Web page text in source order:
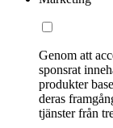
Genom att
sponsrat
produkter
deras
tjänster från